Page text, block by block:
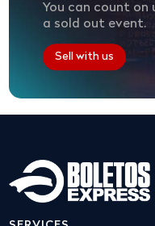
You can count on
a sold out event.
Sell with us